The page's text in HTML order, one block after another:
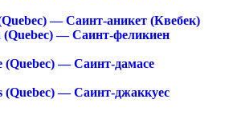
— Саинт-аникет (Квебек)
(Quebec) — Саинт-феликиен
(Quebec) — Саинт-дамасе
(Quebec) — Саинт-джаккуес